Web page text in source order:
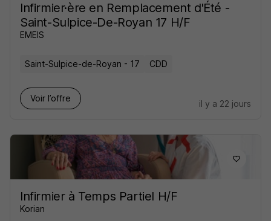
Infirmier·ère en Remplacement d'Été -
Saint-Sulpice-De-Royan 17 H/F
EMEIS
Saint-Sulpice-de-Royan - 17 CDD
Voir l’offre
il y a 22 jours
Infirmier à Temps Partiel H/F
Korian